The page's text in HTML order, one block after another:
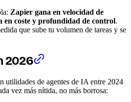
Zapier gana en velocidad de
en coste y profundidad de control.
que sube tu volumen de tareas y se
2026
utilidades de agentes de IA entre 2024
vez más nítida, no más borrosa: